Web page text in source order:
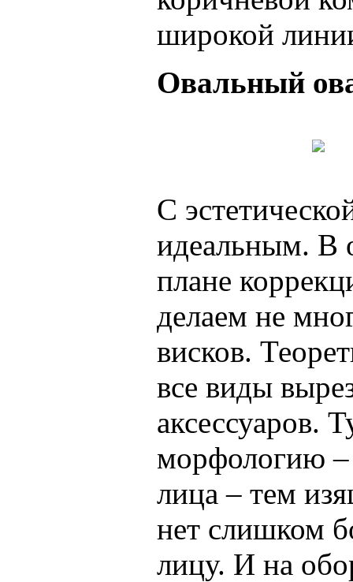
широкой
Овальный
С
идеальным. В
плане
делаем не
висков.
все виды
аксессуаров.
морфологию
лица – тем
нет слишком
лицу. И на